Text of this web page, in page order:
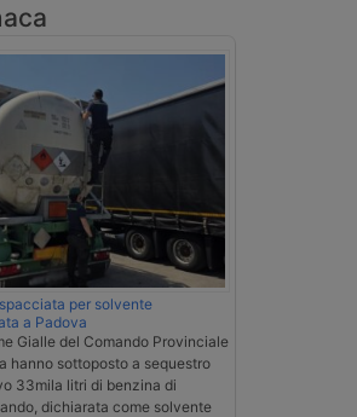
per solvente
a Padova
Gialle del Comando Provinciale
hanno sottoposto a sequestro
33mila litri di benzina di
dichiarata come solvente